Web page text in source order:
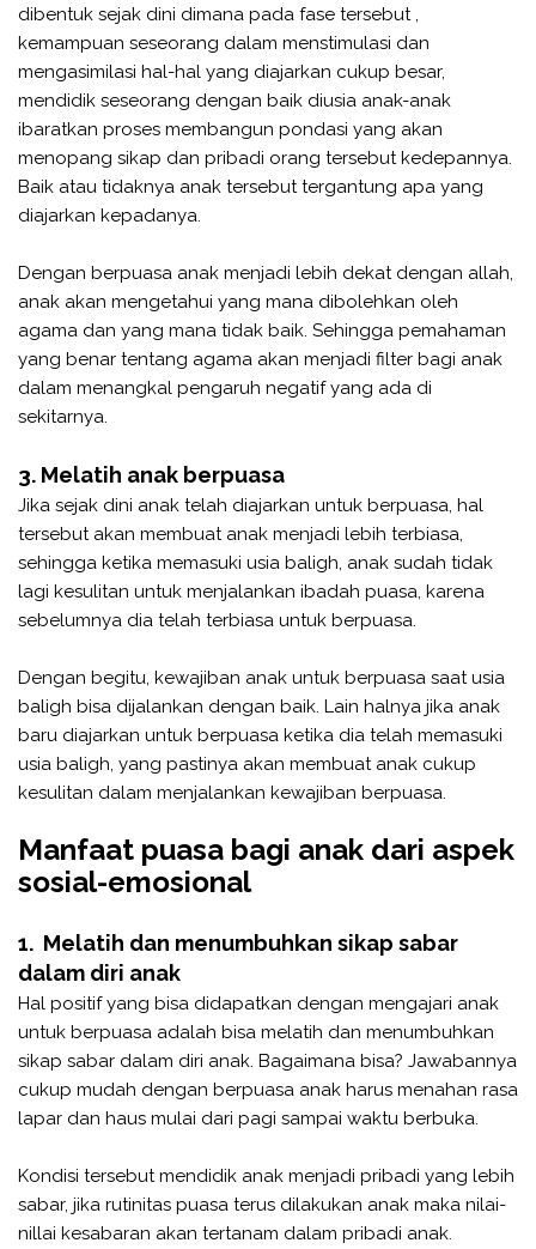
dibentuk sejak dini dimana pada fase tersebut ,
kemampuan seseorang dalam menstimulasi dan
mengasimilasi hal-hal yang diajarkan cukup besar,
mendidik seseorang dengan baik diusia anak-anak
ibaratkan proses membangun pondasi yang akan
menopang sikap dan pribadi orang tersebut kedepannya.
Baik atau tidaknya anak tersebut tergantung apa yang
diajarkan kepadanya.
Dengan berpuasa anak menjadi lebih dekat dengan allah,
anak akan mengetahui yang mana dibolehkan oleh
agama dan yang mana tidak baik. Sehingga pemahaman
yang benar tentang agama akan menjadi filter bagi anak
dalam menangkal pengaruh negatif yang ada di
sekitarnya.
3. Melatih anak berpuasa
Jika sejak dini anak telah diajarkan untuk berpuasa, hal
tersebut akan membuat anak menjadi lebih terbiasa,
sehingga ketika memasuki usia baligh, anak sudah tidak
lagi kesulitan untuk menjalankan ibadah puasa, karena
sebelumnya dia telah terbiasa untuk berpuasa.
Dengan begitu, kewajiban anak untuk berpuasa saat usia
baligh bisa dijalankan dengan baik. Lain halnya jika anak
baru diajarkan untuk berpuasa ketika dia telah memasuki
usia baligh, yang pastinya akan membuat anak cukup
kesulitan dalam menjalankan kewajiban berpuasa.
Manfaat puasa bagi anak dari aspek
sosial-emosional
1. Melatih dan menumbuhkan sikap sabar
dalam diri anak
Hal positif yang bisa didapatkan dengan mengajari anak
untuk berpuasa adalah bisa melatih dan menumbuhkan
sikap sabar dalam diri anak. Bagaimana bisa? Jawabannya
cukup mudah dengan berpuasa anak harus menahan rasa
lapar dan haus mulai dari pagi sampai waktu berbuka.
Kondisi tersebut mendidik anak menjadi pribadi yang lebih
sabar, jika rutinitas puasa terus dilakukan anak maka nilai-
nillai kesabaran akan tertanam dalam pribadi anak.